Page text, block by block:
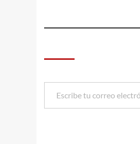
Escribe tu correo electrónico…